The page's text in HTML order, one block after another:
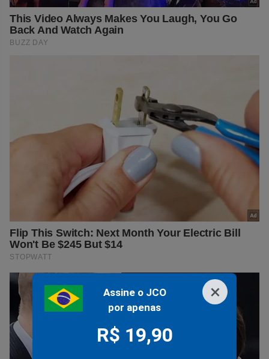
×
Assine o JCO
por apenas
R$ 19,90